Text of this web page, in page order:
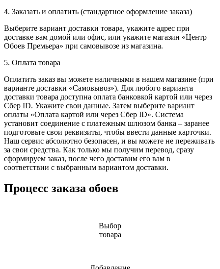
4. Заказать и оплатить (стандартное оформление заказа)
Выберите вариант доставки товара, укажите адрес при
доставке вам домой или офис, или укажите магазин «Центр
Обоев Премьера» при самовывозе из магазина.
5. Оплата товара
Оплатить заказ вы можете наличными в нашем магазине (при
варианте доставки «Самовывоз»). Для любого варианта
доставки товара доступна оплата банковкой картой или через
Сбер ID. Укажите свои данные. Затем выберите вариант
оплаты «Оплата картой или через Сбер ID». Система
установит соединение с платежным шлюзом банка – заранее
подготовьте свои реквизиты, чтобы ввести данные карточки.
Наш сервис абсолютно безопасен, и вы можете не переживать
за свои средства. Как только мы получим перевод, сразу
сформируем заказ, после чего доставим его вам в
соответствии с выбранным вариантом доставки.
Процесс заказа обоев
Выбор
товара